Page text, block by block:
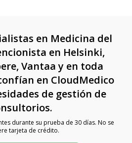
en Medicina del
en Helsinki,
Vantaa y en toda
en CloudMedico
de gestión de
durante su prueba de 30 días. No se
tarjeta de crédito.